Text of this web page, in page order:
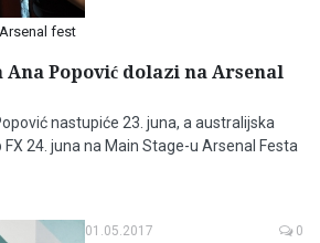
Arsenal fest
Popović dolazi na Arsenal
nastupiće 23. juna, a australijska
24. juna na Main Stage-u Arsenal Festa
01.05.2017 0